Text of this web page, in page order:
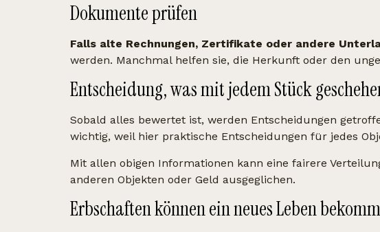
Dokumente prüfen
Falls alte Rechnungen, Zertifikate oder andere
werden. Manchmal helfen sie, die Herkunft oder den
Entscheidung, was mit jedem Stück
Sobald alles bewertet ist, werden Entscheidungen
wichtig, weil hier praktische Entscheidungen für jedes
Mit allen obigen Informationen kann eine fairere
anderen Objekten oder Geld ausgeglichen.
Erbschaften können ein neues Leben